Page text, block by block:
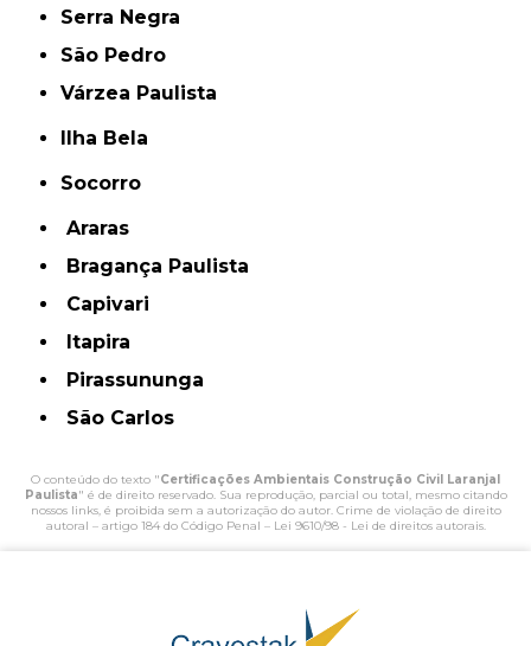
Serra Negra
São Pedro
Várzea Paulista
Ilha Bela
Socorro
Araras
Bragança Paulista
Capivari
Itapira
Pirassununga
São Carlos
O conteúdo do texto "Certificações Ambientais Construção Civil Laranjal
Paulista" é de direito reservado. Sua reprodução, parcial ou total, mesmo citando
nossos links, é proibida sem a autorização do autor. Crime de violação de direito
autoral – artigo 184 do Código Penal – Lei 9610/98 - Lei de direitos autorais.